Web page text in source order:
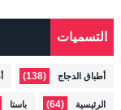
التسميات
أطباق الدجاج (138)
الرئيسية (64) باستا